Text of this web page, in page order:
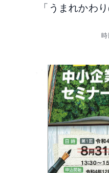
「うまれかわ